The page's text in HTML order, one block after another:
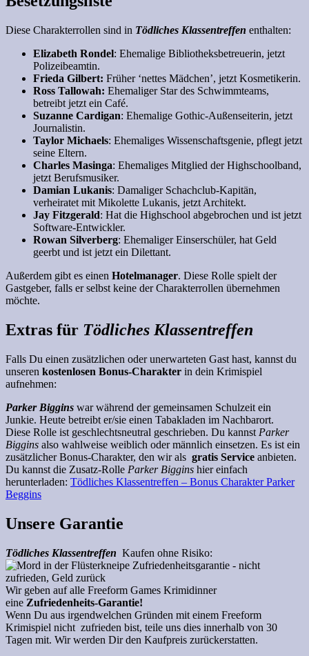
Diese Charakterrollen sind in Tödliches Klassentreffen enthalten:
Elizabeth Rondel: Ehemalige Bibliotheksbetreuerin, jetzt
Polizeibeamtin.
Frieda Gilbert: Früher ‘nettes Mädchen’, jetzt Kosmetikerin.
Ross Tallowah: Ehemaliger Star des Schwimmteams,
betreibt jetzt ein Café.
Suzanne Cardigan: Ehemalige Gothic-Außenseiterin, jetzt
Journalistin.
Taylor Michaels: Ehemaliges Wissenschaftsgenie, pflegt jetzt
seine Eltern.
Charles Masinga: Ehemaliges Mitglied der Highschoolband,
jetzt Berufsmusiker.
Damian Lukanis: Damaliger Schachclub-Kapitän,
verheiratet mit Mikolette Lukanis, jetzt Architekt.
Jay Fitzgerald: Hat die Highschool abgebrochen und ist jetzt
Software-Entwickler.
Rowan Silverberg: Ehemaliger Einserschüler, hat Geld
geerbt und ist jetzt ein Dilettant.
Außerdem gibt es einen Hotelmanager. Diese Rolle spielt der
Gastgeber, falls er selbst keine der Charakterrollen übernehmen
möchte.
Extras für Tödliches Klassentreffen
Falls Du einen zusätzlichen oder unerwarteten Gast hast, kannst du
unseren kostenlosen Bonus-Charakter in dein Krimispiel
aufnehmen:
Parker Biggins war während der gemeinsamen Schulzeit ein
Junkie. Heute betreibt er/sie einen Tabakladen im Nachbarort.
Diese Rolle ist geschlechtsneutral geschrieben. Du kannst Parker
Biggins also wahlweise weiblich oder männlich einsetzen. Es ist ein
zusätzlicher Bonus-Charakter, den wir als gratis Service anbieten.
Du kannst die Zusatz-Rolle Parker Biggins hier einfach
herunterladen: Tödliches Klassentreffen – Bonus Charakter Parker
Beggins
Unsere Garantie
Tödliches Klassentreffen Kaufen ohne Risiko:
Wir geben auf alle Freeform Games Krimidinner
eine Zufriedenheits-Garantie!
Wenn Du aus irgendwelchen Gründen mit einem Freeform
Krimispiel nicht zufrieden bist, teile uns dies innerhalb von 30
Tagen mit. Wir werden Dir den Kaufpreis zurückerstatten.